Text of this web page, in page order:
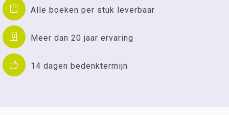
Alle boeken per stuk leverbaar
Meer dan 20 jaar ervaring
14 dagen bedenktermijn